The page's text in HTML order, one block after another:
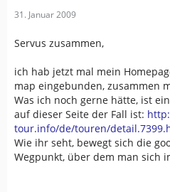
31. Januar 2009
Servus zusammen,
ich hab jetzt mal mein
map eingebunden, zusammen
Was ich noch gerne hätte, ist
auf dieser Seite der Fall ist:
tour.info/de/touren/
Wie ihr seht, bewegt sich die
Wegpunkt, über dem man sich